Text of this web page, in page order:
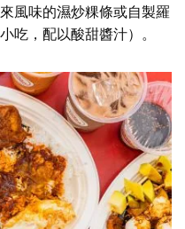
風味的濕炒粿條或自製羅
吃，配以酸甜醬汁）。